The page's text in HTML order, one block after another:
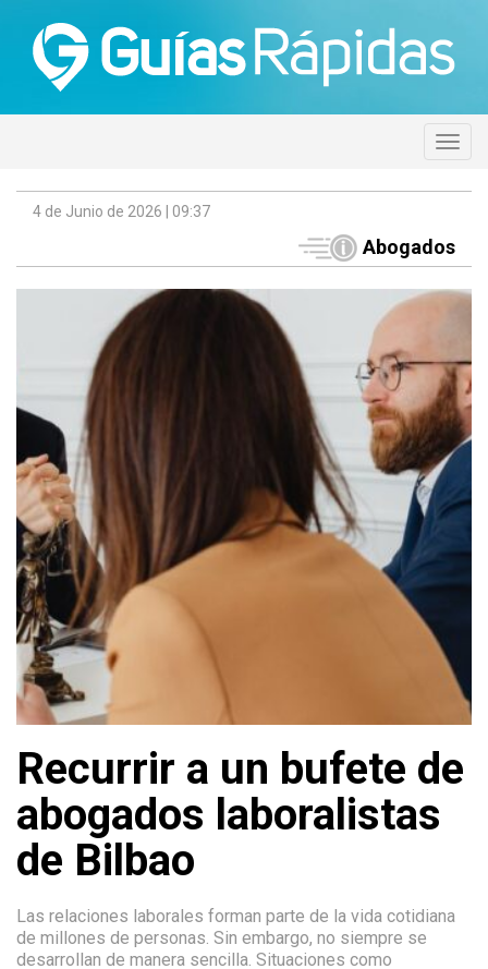
4 de Junio de 2026 | 09:37
Abogados
Recurrir a un bufete de
abogados laboralistas
de Bilbao
Las relaciones laborales forman parte de la vida cotidiana
de millones de personas. Sin embargo, no siempre se
desarrollan de manera sencilla. Situaciones como